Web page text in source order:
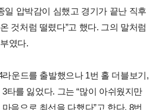
일 압박감이 심했고 경기가 끝난 직후
것처럼 떨렸다”고 했다. 그의 말처럼
였다.
운드를 출발했으나 1번 홀 더블보기,
타를 잃었다. 그는 “많이 아쉬웠지만
음으로 최선을 다했다”고 한다. 8번